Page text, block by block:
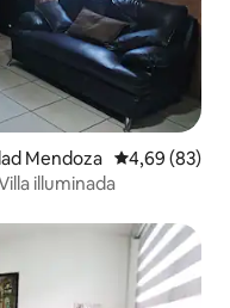
Mendoza Évaluation
4,69 (83)
illuminada